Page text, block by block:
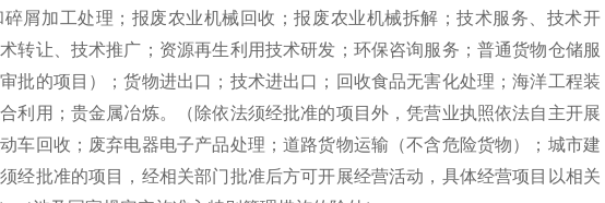
屑加工处理；报废农业机械回收；报废农业机械拆解；技术服务、技术开
转让、技术推广；资源再生利用技术研发；环保咨询服务；普通货物仓储服
批的项目）；货物进出口；技术进出口；回收食品无害化处理；海洋工程装
利用；贵金属冶炼。（除依法须经批准的项目外，凭营业执照依法自主开展
车回收；废弃电器电子产品处理；道路货物运输（不含危险货物）；城市建
经批准的项目，经相关部门批准后方可开展经营活动，具体经营项目以相关